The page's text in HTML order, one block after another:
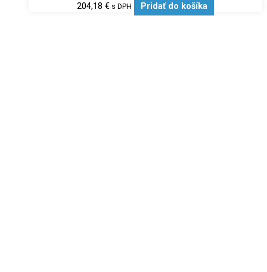
204,18€ s DPH Pridať do košíka